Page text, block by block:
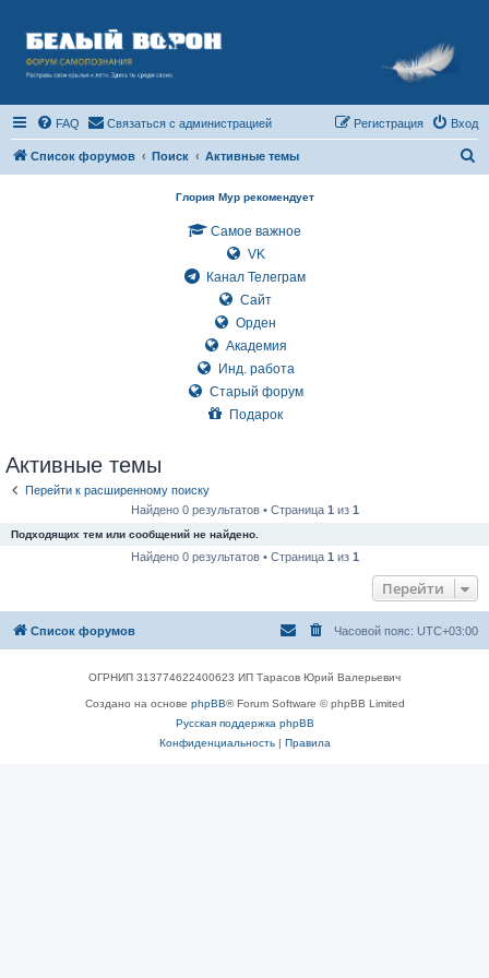
FAQ Связаться с администрацией Вход
Регистрация
Список форумов Поиск Активные темы
Глория Мур рекомендует
Самое важное
VK
Канал Телеграм
Сайт
Орден
Академия
Инд. работа
Старый форум
Подарок
Активные темы
Перейти к расширенному поиску
Найдено 0 результатов • Страница 1 из 1
Подходящих тем или сообщений не найдено.
Найдено 0 результатов • Страница 1 из 1
Перейти
Список форумов Часовой пояс: UTC+03:00
ОГРНИП 313774622400623 ИП Тарасов Юрий Валерьевич
Создано на основе phpBB® Forum Software © phpBB Limited
Русская поддержка phpBB
Конфиденциальность| Правила